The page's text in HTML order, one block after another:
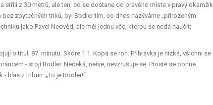
z 30 metrů, ale ten, co se dostane do pravého místa v pravý okamžik.
zbytečných triků, byl Bodler tím, co dnes nazýváme „přirozeným
jako Pavel Nedvěd, ale měl jednu věc, kterou se nedá naučit:
o titul. 87. minutu. Skóre 1:1. Kopá se roh. Přihrávka je nízká, všichni se
- stojí Bodler. Nečeká, neřve, nevzrušuje se. Prostě se pohne.
hlas z tribun: „To je Bodler!“